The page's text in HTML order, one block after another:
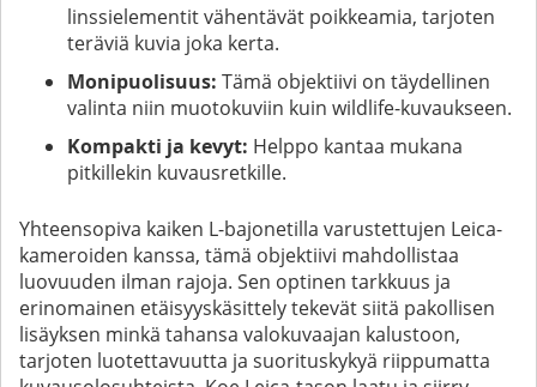
linssielementit vähentävät poikkeamia, tarjoten
teräviä kuvia joka kerta.
Monipuolisuus: Tämä objektiivi on täydellinen
valinta niin muotokuviin kuin wildlife-kuvaukseen.
Kompakti ja kevyt: Helppo kantaa mukana
pitkillekin kuvausretkille.
Yhteensopiva kaiken L-bajonetilla varustettujen Leica-
kameroiden kanssa, tämä objektiivi mahdollistaa
luovuuden ilman rajoja. Sen optinen tarkkuus ja
erinomainen etäisyyskäsittely tekevät siitä pakollisen
lisäyksen minkä tahansa valokuvaajan kalustoon,
tarjoten luotettavuutta ja suorituskykyä riippumatta